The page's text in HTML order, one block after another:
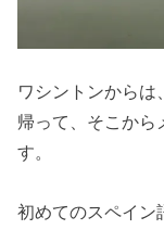
ワシントンからは
帰って、そこから
す。
初めてのスペイン